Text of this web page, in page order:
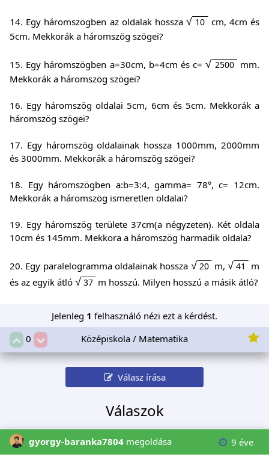
14. Egy háromszögben az oldalak hossza√ 10 cm, 4cm és
5cm. Mekkorák a háromszög szögei?
15. Egy háromszögben a=30cm, b=4cm és c=√ 2500 mm.
Mekkorák a háromszög szögei?
16. Egy háromszög oldalai 5cm, 6cm és 5cm. Mekkorák a
háromszög szögei?
17. Egy háromszög oldalainak hossza 1000mm, 2000mm
és 3000mm. Mekkorák a háromszög szögei?
18. Egy háromszögben a:b=3:4, gamma= 78°, c= 12cm.
Mekkorák a háromszög ismeretlen oldalai?
19. Egy háromszög területe 37cm(a négyzeten). Két oldala
10cm és 145mm. Mekkora a háromszög harmadik oldala?
20. Egy paralelogramma oldalainak hossza √20 m,√ 41
m
és az egyik átló √ 37 m hosszú. Milyen hosszú a másik átló?
Jelenleg 1 felhasználó nézi ezt a kérdést.
0
Középiskola / Matematika
Válasz írása
Válaszok
gyorgy-baranka7804 megoldása 9 éve